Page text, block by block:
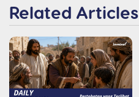
Related Articles